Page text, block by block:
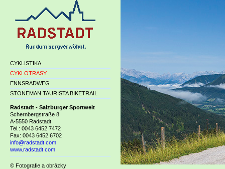
CYKLISTIKA
CYKLOTRASY
ENNSRADWEG
STONEMAN TAURISTA BIKETRAIL
Radstadt - Salzburger Sportwelt
Schernbergstraße 8
A-5550 Radstadt
Tel.: 0043 6452 7472
Fax: 0043 6452 6702
info@radstadt.com
www.radstadt.com
© Fotografie a obrázky